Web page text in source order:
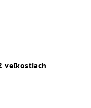
veľkostiach